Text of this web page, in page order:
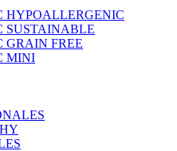
HYPOALLERGENIC
SUSTAINABLE
GRAIN FREE
MINI